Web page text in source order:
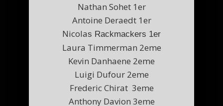
Nathan Sohet 1er
Antoine Deraedt 1er
Nicolas Rackmackers 1er
Laura Timmerman 2eme
Kevin Danhaene 2eme
Luigi Dufour 2eme
Frederic Chirat 3eme
Anthony Davion 3eme